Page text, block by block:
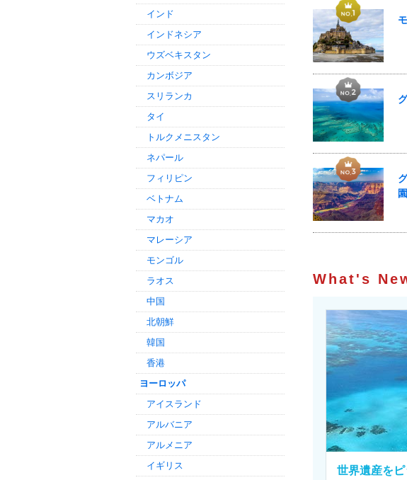
園
What's
世界遺産をピ
インド
インドネシア
ウズベキスタン
カンボジア
スリランカ
タイ
トルクメニスタン
ネパール
フィリピン
ベトナム
マカオ
マレーシア
モンゴル
ラオス
中国
北朝鮮
韓国
香港
ヨーロッパ
アイスランド
アルバニア
アルメニア
イギリス